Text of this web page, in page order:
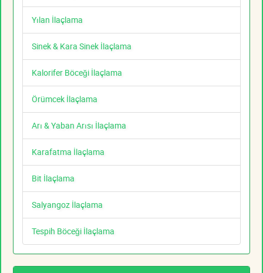
Yılan İlaçlama
Sinek & Kara Sinek İlaçlama
Kalorifer Böceği İlaçlama
Örümcek İlaçlama
Arı & Yaban Arısı İlaçlama
Karafatma İlaçlama
Bit İlaçlama
Salyangoz İlaçlama
Tespih Böceği İlaçlama